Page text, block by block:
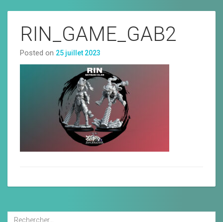
RIN_GAME_GAB2
Posted on 25 juillet 2023